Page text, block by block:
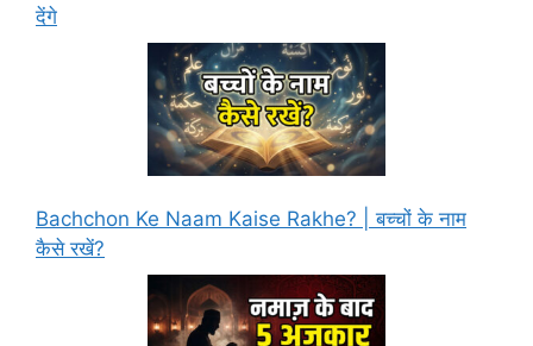
देंगे
Bachchon Ke Naam Kaise Rakhe? | बच्चों के नाम
कैसे रखें?